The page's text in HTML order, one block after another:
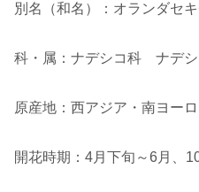
別名（和名）：オランダセキ
科・属：ナデシコ科 ナデシ
原産地：西アジア・南ヨー
開花時期：4月下旬～6月、